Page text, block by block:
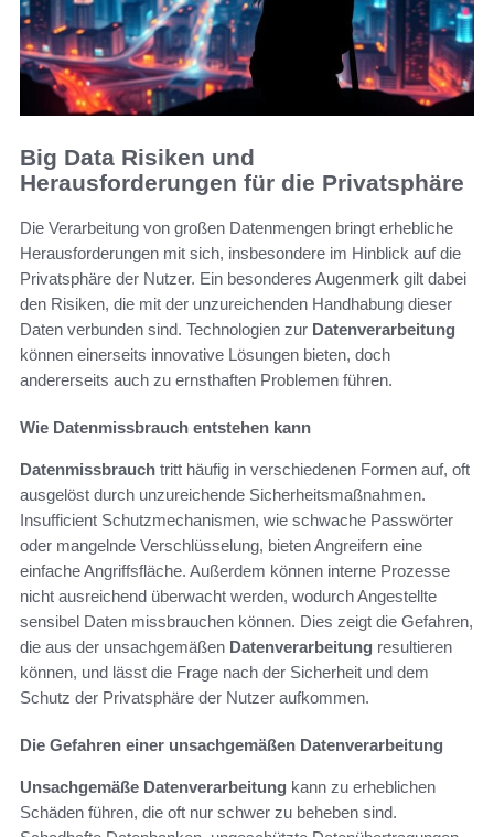
Big Data Risiken und
Herausforderungen für die Privatsphäre
Die Verarbeitung von großen Datenmengen bringt erhebliche
Herausforderungen mit sich, insbesondere im Hinblick auf die
Privatsphäre der Nutzer. Ein besonderes Augenmerk gilt dabei
den Risiken, die mit der unzureichenden Handhabung dieser
Daten verbunden sind. Technologien zur Datenverarbeitung
können einerseits innovative Lösungen bieten, doch
andererseits auch zu ernsthaften Problemen führen.
Wie Datenmissbrauch entstehen kann
Datenmissbrauch tritt häufig in verschiedenen Formen auf, oft
ausgelöst durch unzureichende Sicherheitsmaßnahmen.
Insufficient Schutzmechanismen, wie schwache Passwörter
oder mangelnde Verschlüsselung, bieten Angreifern eine
einfache Angriffsfläche. Außerdem können interne Prozesse
nicht ausreichend überwacht werden, wodurch Angestellte
sensibel Daten missbrauchen können. Dies zeigt die Gefahren,
die aus der unsachgemäßen Datenverarbeitung resultieren
können, und lässt die Frage nach der Sicherheit und dem
Schutz der Privatsphäre der Nutzer aufkommen.
Die Gefahren einer unsachgemäßen Datenverarbeitung
Unsachgemäße Datenverarbeitung kann zu erheblichen
Schäden führen, die oft nur schwer zu beheben sind.